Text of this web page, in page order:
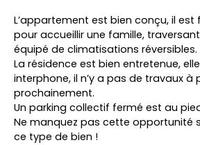
L’appartement est bien conçu, il
pour accueillir une famille,
équipé de climatisations réversibles.
La résidence est bien entretenue,
interphone, il n’y a pas de travaux à
prochainement.
Un parking collectif fermé est au
Ne manquez pas cette opportunité
ce type de bien !